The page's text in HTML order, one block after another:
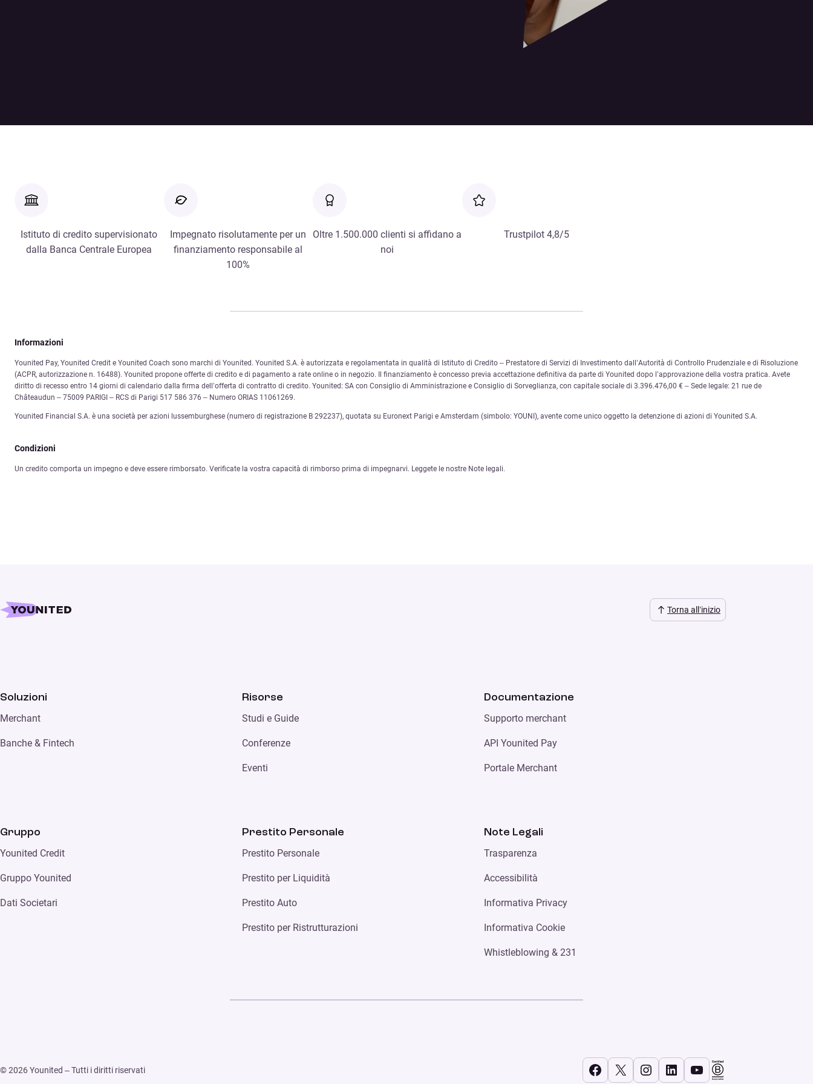
Istituto di credito supervisionato
dalla Banca Centrale Europea
Impegnato risolutamente per un
finanziamento responsabile al
100%
Oltre 1.500.000 clienti si affidano a
noi
Trustpilot 4,8/5
Informazioni
Younited Pay, Younited Credit e Younited Coach sono marchi di Younited. Younited S.A. è autorizzata e regolamentata in qualità di Istituto di Credito – Prestatore di Servizi di Investimento dall’Autorità di Controllo Prudenziale e di Risoluzione
(ACPR, autorizzazione n. 16488). Younited propone offerte di credito e di pagamento a rate online o in negozio. Il finanziamento è concesso previa accettazione definitiva da parte di Younited dopo l’approvazione della vostra pratica. Avete
diritto di recesso entro 14 giorni di calendario dalla firma dell’offerta di contratto di credito. Younited: SA con Consiglio di Amministrazione e Consiglio di Sorveglianza, con capitale sociale di 3.396.476,00 € – Sede legale: 21 rue de
Châteaudun – 75009 PARIGI – RCS di Parigi 517 586 376 – Numero ORIAS 11061269.
Younited Financial S.A. è una società per azioni lussemburghese (numero di registrazione B 292237), quotata su Euronext Parigi e Amsterdam (simbolo: YOUNI), avente come unico oggetto la detenzione di azioni di Younited S.A.
Condizioni
Un credito comporta un impegno e deve essere rimborsato. Verificate la vostra capacità di rimborso prima di impegnarvi. Leggete le nostre Note legali.
Torna all’inizio
Soluzioni
Merchant
Banche & Fintech
Risorse
Studi e Guide
Conferenze
Eventi
Documentazione
Supporto merchant
API Younited Pay
Portale Merchant
Gruppo
Younited Credit
Gruppo Younited
Dati Societari
Prestito Personale
Prestito Personale
Prestito per Liquidità
Prestito Auto
Prestito per Ristrutturazioni
Note Legali
Trasparenza
Accessibilità
Informativa Privacy
Informativa Cookie
Whistleblowing & 231
© 2026 Younited – Tutti i diritti riservati Facebook
X Instagram
LinkedIn
YouTube